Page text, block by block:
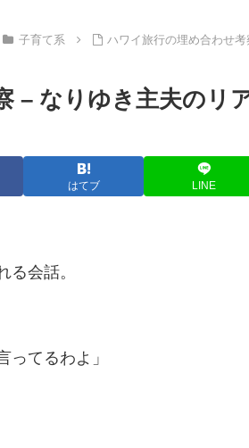
子育て系
ハワイ旅行の埋め合わせ
– なりゆき主夫のリ
はてブ LINE
会話。
ってるわよ」